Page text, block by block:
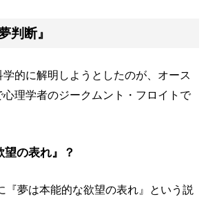
判断』
的に解明しようとしたのが、オース
心理学者のジークムント・フロイトで
望の表れ』？
『夢は本能的な欲望の表れ』という説